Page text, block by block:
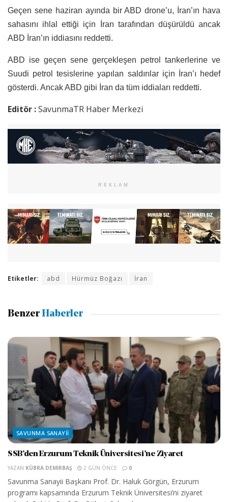
Geçen sene haziran ayında bir ABD drone’u, İran’ın hava
sahasını ihlal ettiği için İran tarafından düşürüldü ancak
ABD İran’ın iddiasını reddetti.
ABD ise geçen sene gerçekleşen petrol tankerlerine ve
Suudi petrol tesislerine yapılan saldırılar için İran’ı hedef
gösterdi. Ancak ABD gibi İran da tüm iddiaları reddetti.
Editör :SavunmaTR Haber Merkezi
REKLAM
Etiketler: abd Hürmüz Boğazı İran
Benzer Haberler
SAVUNMA SANAYII
SSB’den Erzurum Teknik Üniversitesi’ne Ziyaret
YAZAN KÜBRA DEMIRBAŞ 2 GÜN ÖNCE 0
Savunma Sanayii Başkanı Prof. Dr. Haluk Görgün, Erzurum
programı kapsamında Erzurum Teknik Üniversitesi’ni ziyaret